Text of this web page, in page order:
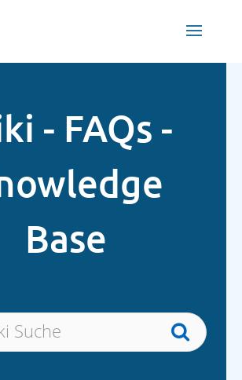
- FAQs -
Base